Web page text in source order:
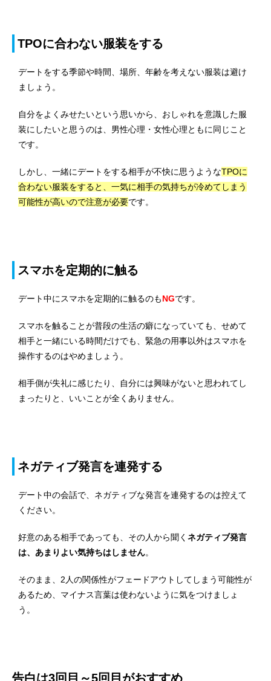
TPOに合わない服装をする
デートをする季節や時間、場所、年齢を考えない服装は避け
ましょう。
自分をよくみせたいという思いから、おしゃれを意識した服
装にしたいと思うのは、男性心理・女性心理ともに同じこと
です。
しかし、一緒にデートをする相手が不快に思うようなTPOに
合わない服装をすると、一気に相手の気持ちが冷めてしまう
可能性が高いので注意が必要です。
スマホを定期的に触る
デート中にスマホを定期的に触るのもNGです。
スマホを触ることが普段の生活の癖になっていても、せめて
相手と一緒にいる時間だけでも、緊急の用事以外はスマホを
操作するのはやめましょう。
相手側が失礼に感じたり、自分には興味がないと思われてし
まったりと、いいことが全くありません。
ネガティブ発言を連発する
デート中の会話で、ネガティブな発言を連発するのは控えて
ください。
好意のある相手であっても、その人から聞く ネガティブ発言
は、あまりよい気持ちはしません。
そのまま、2人の関係性がフェードアウトしてしまう可能性が
あるため、マイナス言葉は使わないように気をつけましょ
う。
告白は3回目～5回目がおすすめ